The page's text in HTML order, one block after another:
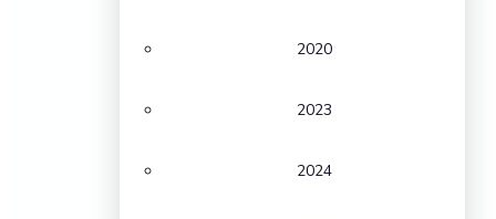
2020
2023
2024